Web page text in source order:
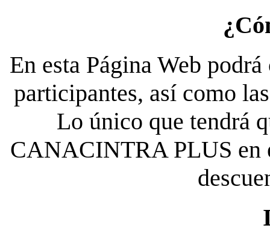
En esta Página Web
participantes, así como
Lo único que tendrá
CANACINTRA PLUS en